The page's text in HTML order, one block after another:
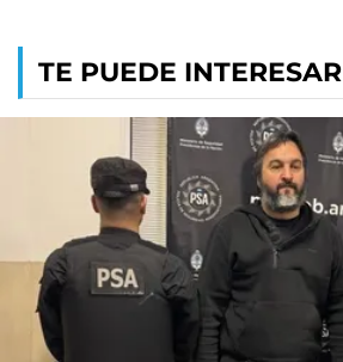
TE PUEDE INTERESAR